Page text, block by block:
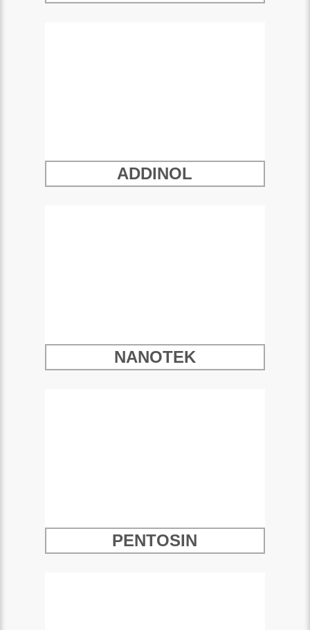
ADDINOL
NANOTEK
PENTOSIN